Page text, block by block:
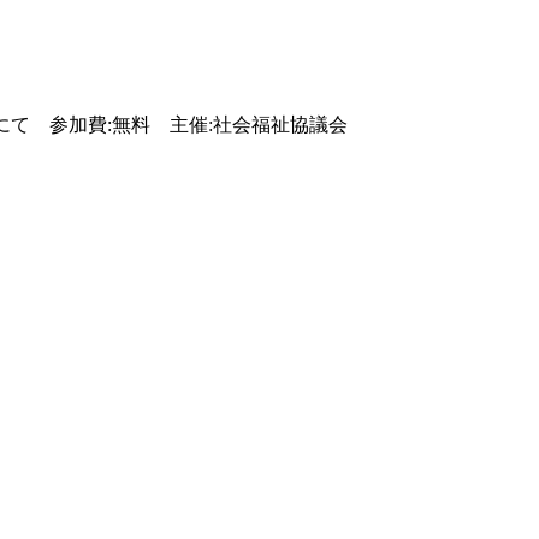
て 参加費:無料 主催:社会福祉協議会